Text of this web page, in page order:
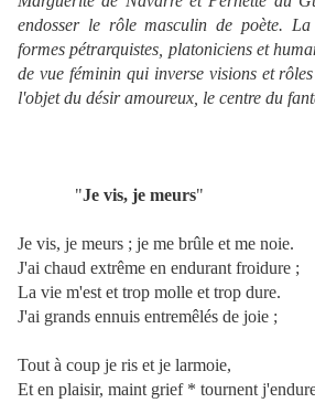
endosser le rôle masculin de poète. La
formes pétrarquistes, platoniciens et
de vue féminin qui inverse visions et
l'objet du désir amoureux, le centre du
"Je vis, je meurs"
Je vis, je meurs ; je me brûle et me noie.
J'ai chaud extrême en endurant froidure ;
La vie m'est et trop molle et trop dure.
J'ai grands ennuis entremêlés de joie ;
Tout à coup je ris et je larmoie,
Et en plaisir, maint grief * tournent